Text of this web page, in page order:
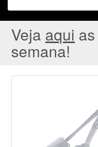
Veja aqui
semana!